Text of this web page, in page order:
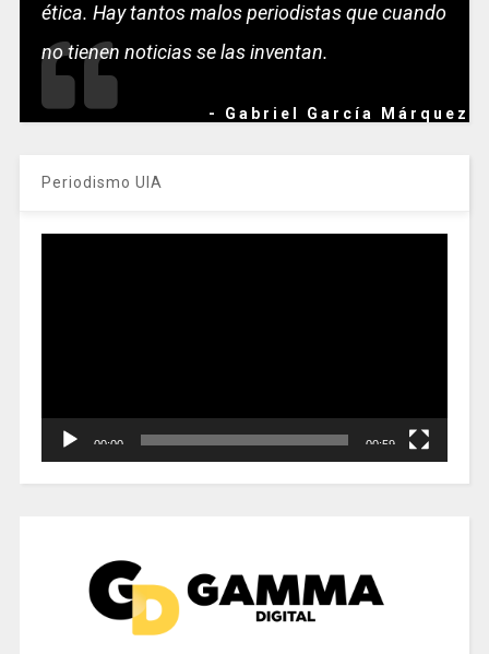
ética. Hay tantos malos periodistas que cuando
no tienen noticias se las inventan.
- Gabriel García Márquez
Periodismo UIA
00:00 00:59